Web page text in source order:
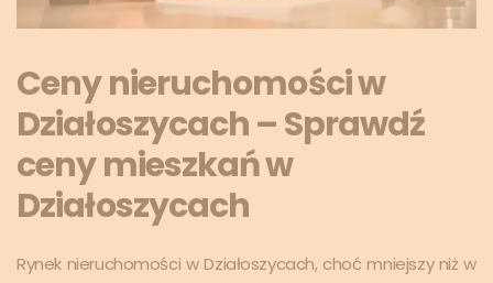
Ceny nieruchomości w
Działoszycach – Sprawdź
ceny mieszkań w
Działoszycach
Rynek nieruchomości w Działoszycach, choć mniejszy niż w